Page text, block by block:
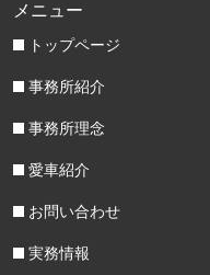
メニュー
トップページ
事務所紹介
事務所理念
愛車紹介
お問い合わせ
実務情報